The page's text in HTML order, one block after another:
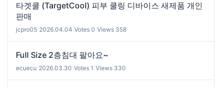
타겟쿨 (TargetCool) 피부 쿨링 디바이스 새제품 개인
판매
jcpro05 2026.04.04 Votes 0 Views 358
Full Size 2층침대 팔아요~
ecuecu 2026.03.30 Votes 1 Views 330